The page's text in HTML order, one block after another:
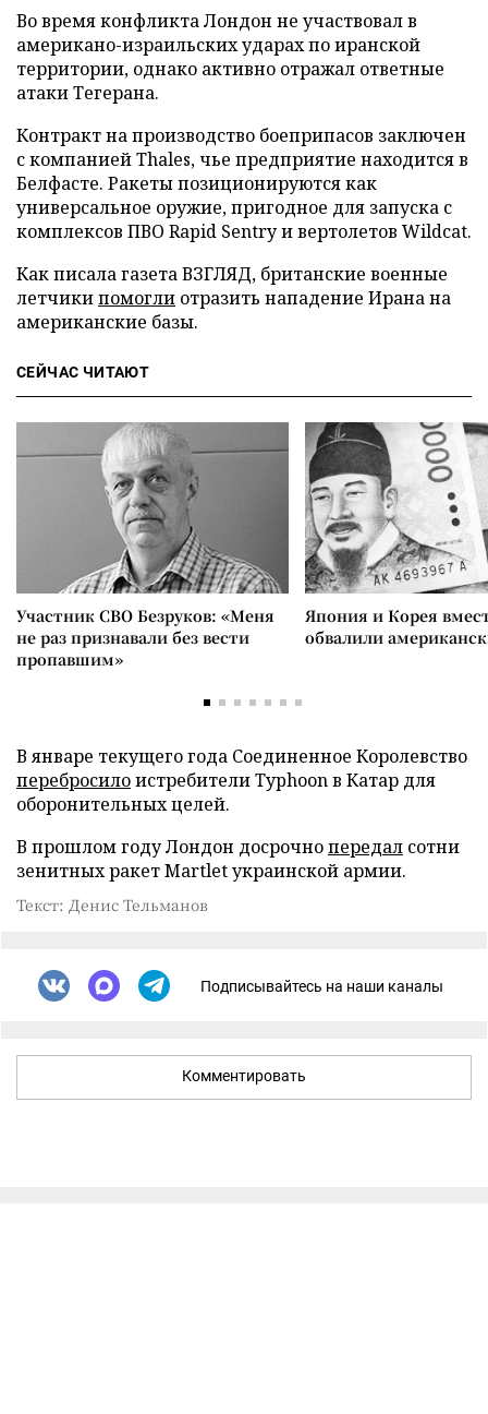
Во время конфликта Лондон не участвовал в
американо-израильских ударах по иранской
территории, однако активно отражал ответные
атаки Тегерана.
Контракт на производство боеприпасов заключен
с компанией Thales, чье предприятие находится в
Белфасте. Ракеты позиционируются как
универсальное оружие, пригодное для запуска с
комплексов ПВО Rapid Sentry и вертолетов Wildcat.
Как писала газета ВЗГЛЯД, британские военные
летчикипомогли отразить нападение Ирана на
американские базы.
СЕЙЧАС ЧИТАЮТ
Участник СВО Безруков: «Меня
не раз признавали без вести
пропавшим»
Япония и Корея
обвалили
В январе текущего года Соединенное Королевство
перебросилоистребители Typhoon в Катар для
оборонительных целей.
В прошлом году Лондон досрочнопередал сотни
зенитных ракет Martlet украинской армии.
Текст: Денис Тельманов
Подписывайтесь на наши каналы
Комментировать